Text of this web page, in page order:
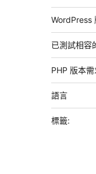
WordPress
已測試相容
PHP 版本
語言
標籤: